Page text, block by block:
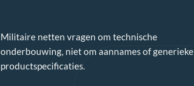
Militaire netten vragen om technische
onderbouwing, niet om aannames of generieke
productspecificaties.